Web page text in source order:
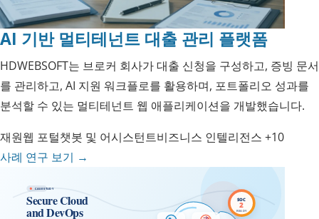
AI 기반 멀티테넌트 대출 관리 플랫폼
HDWEBSOFT는 브로커 회사가 대출 신청을 구성하고, 증빙 문서
를 관리하고, AI 지원 워크플로를 활용하며, 포트폴리오 성과를
분석할 수 있는 멀티테넌트 웹 애플리케이션을 개발했습니다.
재원웹 포털챗봇 및 어시스턴트비즈니스 인텔리전스 +10
사례 연구 보기 →